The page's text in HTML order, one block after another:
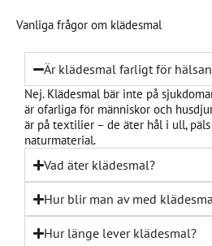
Vanliga frågor om klädesmal
Är klädesmal farligt för
Nej. Klädesmal bär inte på
är ofarliga för människor och
är på textilier – de äter hål i ull,
naturmaterial.
Vad äter klädesmal?
Hur blir man av med
Hur länge lever klädesmal?